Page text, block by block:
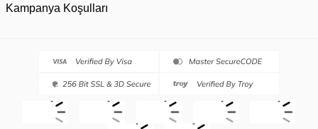
Kampanya Koşulları